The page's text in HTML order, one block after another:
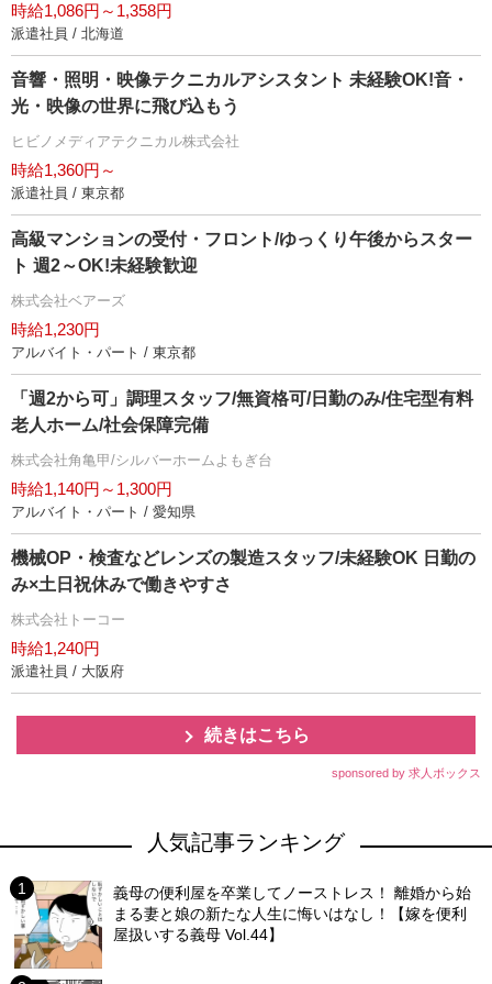
時給1,086円～1,358円
派遣社員 / 北海道
音響・照明・映像テクニカルアシスタント 未経験OK!音・
光・映像の世界に飛び込もう
ヒビノメディアテクニカル株式会社
時給1,360円～
派遣社員 / 東京都
高級マンションの受付・フロント/ゆっくり午後からスター
ト 週2～OK!未経験歓迎
株式会社ベアーズ
時給1,230円
アルバイト・パート / 東京都
「週2から可」調理スタッフ/無資格可/日勤のみ/住宅型有料
老人ホーム/社会保障完備
株式会社角亀甲/シルバーホームよもぎ台
時給1,140円～1,300円
アルバイト・パート / 愛知県
機械OP・検査などレンズの製造スタッフ/未経験OK 日勤の
み×土日祝休みで働きやすさ
株式会社トーコー
時給1,240円
派遣社員 / 大阪府
続きはこちら
sponsored by 求人ボックス
人気記事ランキング
義母の便利屋を卒業してノーストレス！ 離婚から始
まる妻と娘の新たな人生に悔いはなし！【嫁を便利
屋扱いする義母 Vol.44】